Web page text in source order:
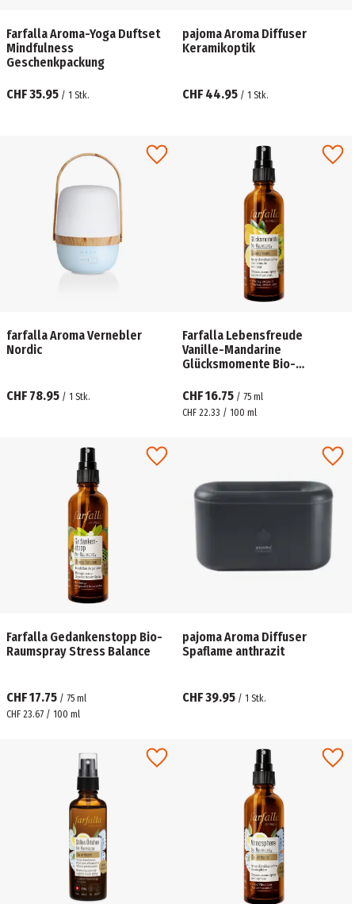
Farfalla Aroma-Yoga Duftset
Mindfulness
Geschenkpackung
CHF 35.95 / 1 Stk.
pajoma Aroma Diffuser
Keramikoptik
CHF 44.95 / 1 Stk.
farfalla Aroma Vernebler
Nordic
CHF 78.95 / 1 Stk.
Farfalla Lebensfreude
Vanille-Mandarine
Glücksmomente Bio-
CHF 16.75 / 75 ml
CHF 22.33 / 100 ml
Farfalla Gedankenstopp Bio-
Raumspray Stress Balance
CHF 17.75 / 75 ml
CHF 23.67 / 100 ml
pajoma Aroma Diffuser
Spaflame anthrazit
CHF 39.95 / 1 Stk.